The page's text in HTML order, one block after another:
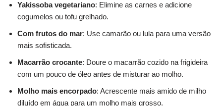
Yakissoba vegetariano: Elimine as carnes e adicione
cogumelos ou tofu grelhado.
Com frutos do mar: Use camarão ou lula para uma versão
mais sofisticada.
Macarrão crocante: Doure o macarrão cozido na frigideira
com um pouco de óleo antes de misturar ao molho.
Molho mais encorpado: Acrescente mais amido de milho
diluído em água para um molho mais grosso.